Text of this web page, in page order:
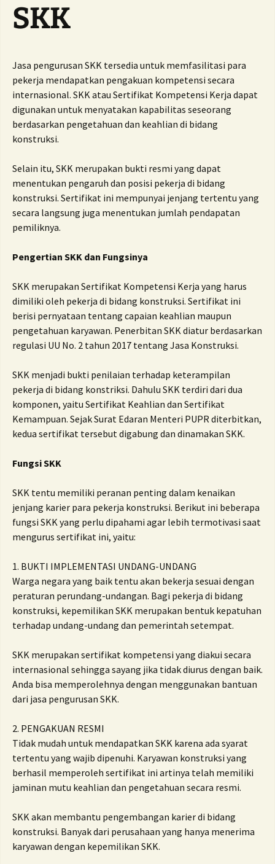
SKK
Jasa pengurusan SKK tersedia untuk memfasilitasi para
pekerja mendapatkan pengakuan kompetensi secara
internasional. SKK atau Sertifikat Kompetensi Kerja dapat
digunakan untuk menyatakan kapabilitas seseorang
berdasarkan pengetahuan dan keahlian di bidang
konstruksi.
Selain itu, SKK merupakan bukti resmi yang dapat
menentukan pengaruh dan posisi pekerja di bidang
konstruksi. Sertifikat ini mempunyai jenjang tertentu yang
secara langsung juga menentukan jumlah pendapatan
pemiliknya.
Pengertian SKK dan Fungsinya
SKK merupakan Sertifikat Kompetensi Kerja yang harus
dimiliki oleh pekerja di bidang konstruksi. Sertifikat ini
berisi pernyataan tentang capaian keahlian maupun
pengetahuan karyawan. Penerbitan SKK diatur berdasarkan
regulasi UU No. 2 tahun 2017 tentang Jasa Konstruksi.
SKK menjadi bukti penilaian terhadap keterampilan
pekerja di bidang konstriksi. Dahulu SKK terdiri dari dua
komponen, yaitu Sertifikat Keahlian dan Sertifikat
Kemampuan. Sejak Surat Edaran Menteri PUPR diterbitkan,
kedua sertifikat tersebut digabung dan dinamakan SKK.
Fungsi SKK
SKK tentu memiliki peranan penting dalam kenaikan
jenjang karier para pekerja konstruksi. Berikut ini beberapa
fungsi SKK yang perlu dipahami agar lebih termotivasi saat
mengurus sertifikat ini, yaitu:
1. BUKTI IMPLEMENTASI UNDANG-UNDANG
Warga negara yang baik tentu akan bekerja sesuai dengan
peraturan perundang-undangan. Bagi pekerja di bidang
konstruksi, kepemilikan SKK merupakan bentuk kepatuhan
terhadap undang-undang dan pemerintah setempat.
SKK merupakan sertifikat kompetensi yang diakui secara
internasional sehingga sayang jika tidak diurus dengan baik.
Anda bisa memperolehnya dengan menggunakan bantuan
dari jasa pengurusan SKK.
2. PENGAKUAN RESMI
Tidak mudah untuk mendapatkan SKK karena ada syarat
tertentu yang wajib dipenuhi. Karyawan konstruksi yang
berhasil memperoleh sertifikat ini artinya telah memiliki
jaminan mutu keahlian dan pengetahuan secara resmi.
SKK akan membantu pengembangan karier di bidang
konstruksi. Banyak dari perusahaan yang hanya menerima
karyawan dengan kepemilikan SKK.